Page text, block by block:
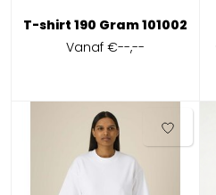
T-shirt 190 Gram 101002
Vanaf€--,--